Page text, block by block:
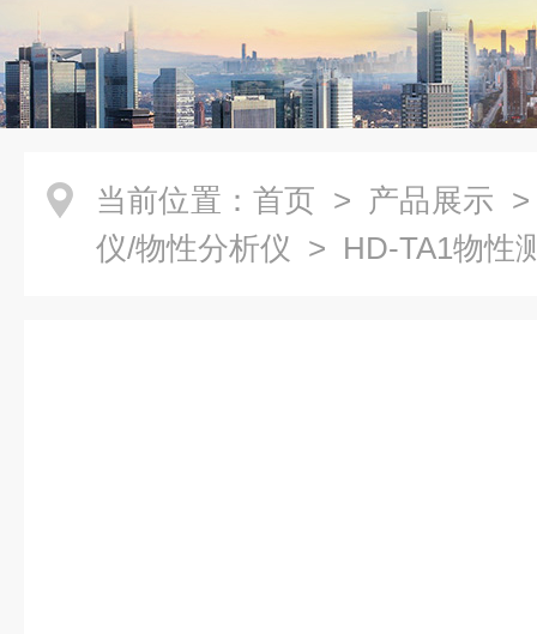
当前位置： 首页 > 产品展示
仪/物性分析仪 > HD-TA1物性